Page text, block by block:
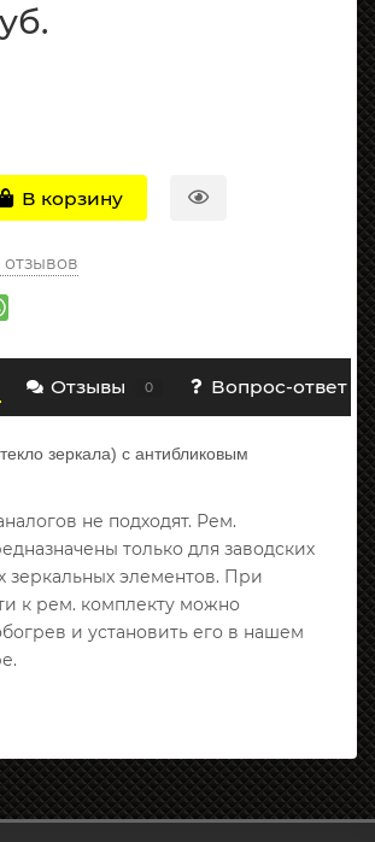
В корзину
отзывов
Отзывы 0 Вопрос-ответ 0
зеркала) с антибликовым
не подходят. Рем.
только для заводских
зеркальных элементов. При
к рем. комплекту можно
и установить его в нашем